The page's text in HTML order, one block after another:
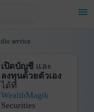
menu
เปิดบัญชีและ
ลงทุนด้วยตัวเอง
ได้ที่
WealthMagik
Securities